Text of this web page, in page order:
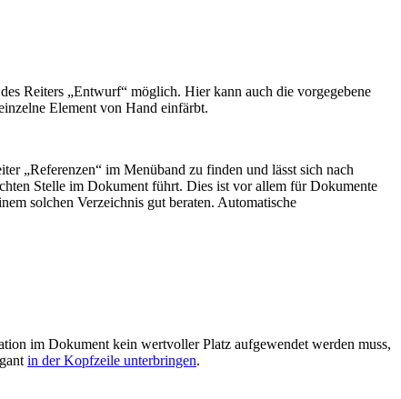
Reiters „Entwurf“ möglich. Hier kann auch die vorgegebene
Element von Hand einfärbt.
„Referenzen“ im Menüband zu finden und lässt sich nach
Stelle im Dokument führt. Dies ist vor allem für Dokumente
solchen Verzeichnis gut beraten. Automatische
im Dokument kein wertvoller Platz aufgewendet werden muss,
in der Kopfzeile unterbringen.